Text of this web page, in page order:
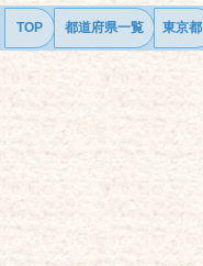
TOP 都道府県一覧 東京都